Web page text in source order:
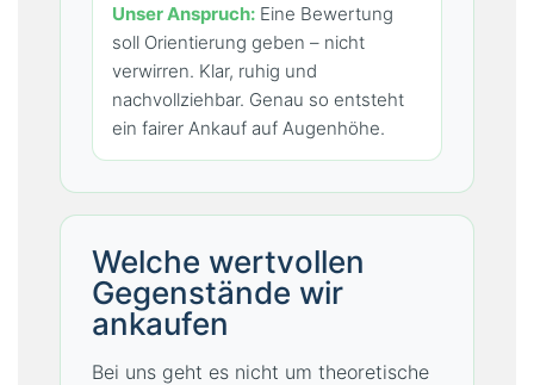
Unser Anspruch: Eine Bewertung
soll Orientierung geben – nicht
verwirren. Klar, ruhig und
nachvollziehbar. Genau so entsteht
ein fairer Ankauf auf Augenhöhe.
Welche wertvollen
Gegenstände wir
ankaufen
Bei uns geht es nicht um theoretische